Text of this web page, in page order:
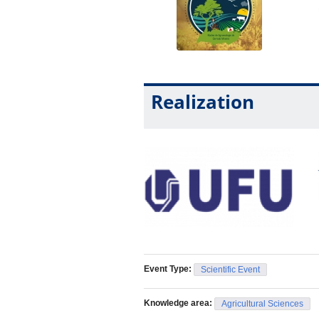
Realization
Event Type: Scientific Event
Knowledge area: Agricultural Sciences